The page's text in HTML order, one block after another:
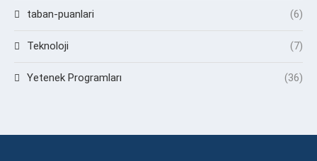
taban-puanlari (6)
Teknoloji (7)
Yetenek Programları (36)